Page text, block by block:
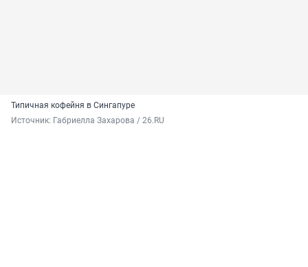
Типичная кофейня в Сингапуре
Источник: Габриелла Захарова / 26.RU